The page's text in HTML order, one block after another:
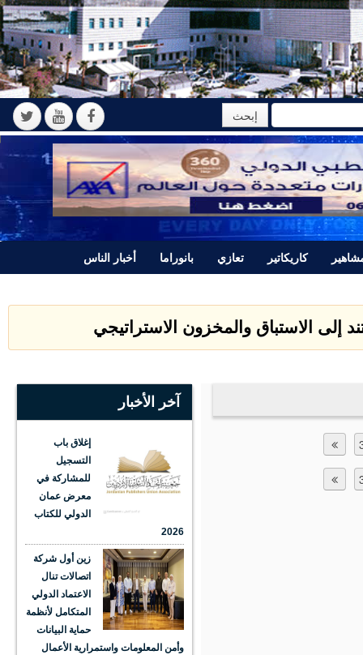
كاريكاتير تعازي بانوراما أخبار الناس
إلى الاستباق والمخزون الاستراتيجي
آخر الأخبار
إغلاق باب
التسجيل
للمشاركة في
معرض عمان
الدولي للكتاب
2026
زين أول شركة
اتصالات تنال
الاعتماد الدولي
المتكامل لأنظمة
حماية البيانات
وأمن المعلومات واستمرارية الأعمال